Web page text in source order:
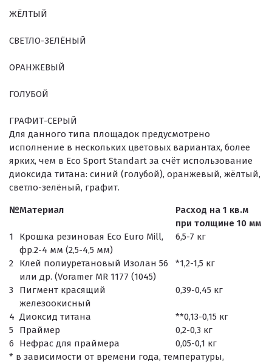
ЖЁЛТЫЙ
СВЕТЛО-ЗЕЛЁНЫЙ
ОРАНЖЕВЫЙ
ГОЛУБОЙ
ГРАФИТ-СЕРЫЙ
Для данного типа площадок предусмотрено
исполнение в нескольких цветовых вариантах, более
ярких, чем в Eco Sport Standart за счёт использование
диоксида титана: синий (голубой), оранжевый, жёлтый,
светло-зелёный, графит.
№Материал
Расход на 1 кв.м
при толщине 10 мм
1
Крошка резиновая Eco Euro Mill,
фр.2-4 мм (2,5-4,5 мм)
6,5-7 кг
2
Клей полиуретановый Изолан 56
или др. (Voramer MR 1177 (1045)
*1,2-1,5 кг
3
Пигмент красящий
железоокисный
0,39-0,45 кг
4 Диоксид титана
**0,13-0,15 кг
5
Праймер
0,2-0,3 кг
6
Нефрас для праймера
0,05-0,1 кг
* в зависимости от времени года, температуры,